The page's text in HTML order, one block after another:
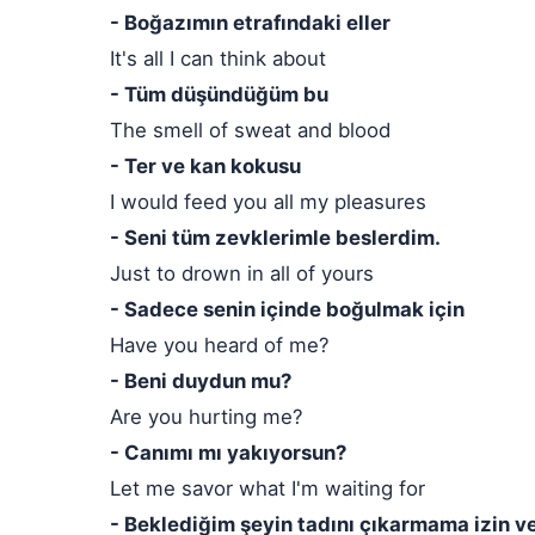
- Boğazımın etrafındaki eller
It's all I can think about
- Tüm düşündüğüm bu
The smell of sweat and blood
- Ter ve kan kokusu
I would feed you all my pleasures
- Seni tüm zevklerimle beslerdim.
Just to drown in all of yours
- Sadece senin içinde boğulmak için
Have you heard of me?
- Beni duydun mu?
Are you hurting me?
- Canımı mı yakıyorsun?
Let me savor what I'm waiting for
- Beklediğim şeyin tadını çıkarmama izin